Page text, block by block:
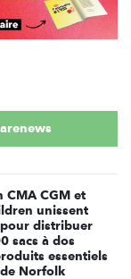
CMA CGM et
unissent
pour distribuer
sacs à dos
essentiels
Norfolk